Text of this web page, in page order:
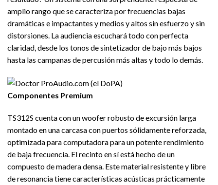
amplio rango que se caracteriza por frecuencias bajas
dramáticas e impactantes y medios y altos sin esfuerzo y sin
distorsiones. La audiencia escuchará todo con perfecta
claridad, desde los tonos de sintetizador de bajo más bajos
hasta las campanas de percusión más altas y todo lo demás.
Componentes Premium
TS312S cuenta con un woofer robusto de excursión larga
montado en una carcasa con puertos sólidamente reforzada,
optimizada para computadora para un potente rendimiento
de baja frecuencia. El recinto en sí está hecho de un
compuesto de madera densa. Este material resistente y libre
de resonancia tiene características acústicas prácticamente